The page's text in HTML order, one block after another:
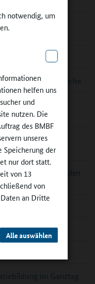
notwendig, um
helfen uns
und
nutzen. Die
des BMBF
unseres
Speicherung der
nur dort statt.
von 13
von
an Dritte
Alle auswählen
2024
Lernorte
für Jugendliche
im
– jetzt noch
für Schulen
jetzt bewerben!
Cottbus
im Ganztag